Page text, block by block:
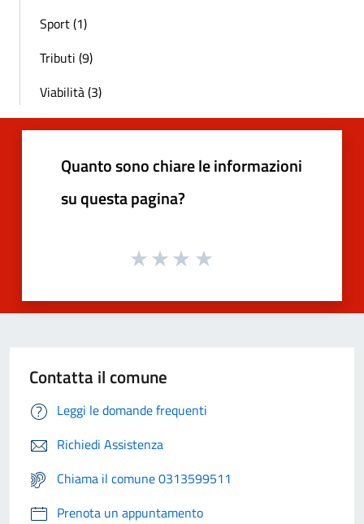
Sport (1)
Tributi (9)
Viabilità (3)
Quanto sono chiare le informazioni
su questa pagina?
Contatta il comune
Leggi le domande frequenti
Richiedi Assistenza
Chiama il comune 0313599511
Prenota un appuntamento